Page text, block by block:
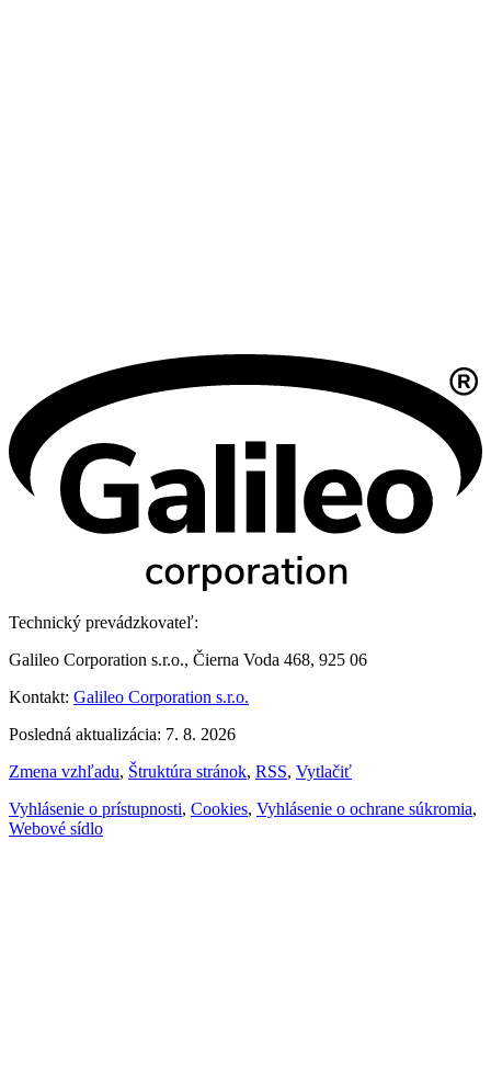
Technický prevádzkovateľ:
Galileo Corporation s.r.o., Čierna Voda 468, 925 06
Kontakt: Galileo Corporation s.r.o.
Posledná aktualizácia: 7. 8. 2026
Zmena vzhľadu, Štruktúra stránok, RSS, Vytlačiť
Vyhlásenie o prístupnosti, Cookies, Vyhlásenie o ochrane súkromia,
Webové sídlo